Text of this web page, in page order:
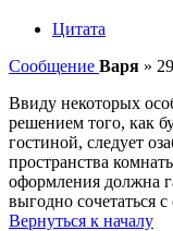
Цитата
Сообщение Варя »
Ввиду некоторых
решением того, как
гостиной, следует
пространства
оформления должна
выгодно сочетаться
Вернуться к началу